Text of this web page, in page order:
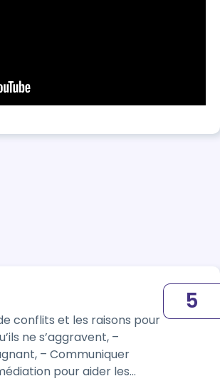
conflits et les raisons pour
ne s’aggravent, –
– Communiquer
pour aider les
5